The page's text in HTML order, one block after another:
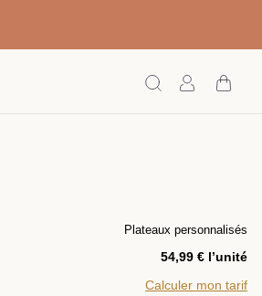
Plateaux personnalisés
l’unité
Calculer mon tarif